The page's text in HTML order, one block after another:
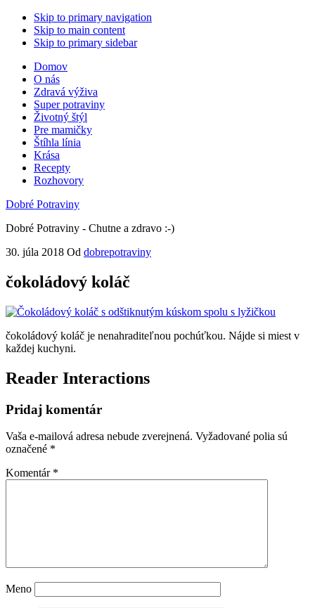
Skip to primary navigation
Skip to main content
Skip to primary sidebar
Domov
O nás
Zdravá výživa
Super potraviny
Životný štýl
Pre mamičky
Štíhla línia
Krása
Recepty
Rozhovory
Dobré Potraviny
Dobré Potraviny - Chutne a zdravo :-)
30. júla 2018 Od dobrepotraviny
čokoládový koláč
čokoládový koláč je nenahraditeľnou pochúťkou. Nájde si miest v
každej kuchyni.
Reader Interactions
Pridaj komentár
Vaša e-mailová adresa nebude zverejnená. Vyžadované polia sú
označené *
Komentár *
Meno